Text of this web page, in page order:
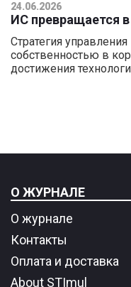
24.06.2026
ИС превращается
Стратегия
собственностью в
достижения
О ЖУРНАЛЕ
О журнале
Контакты
Оплата и доставка
About STImul